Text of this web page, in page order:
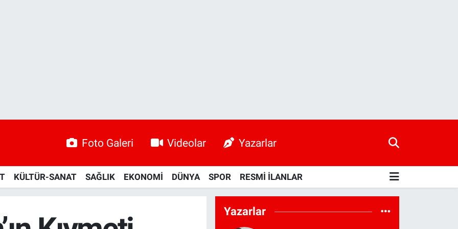
Foto Galeri Videolar Yazarlar
KÜLTÜR-SANAT SAĞLIK EKONOMİ DÜNYA SPOR RESMİ İLANLAR
Yazarlar